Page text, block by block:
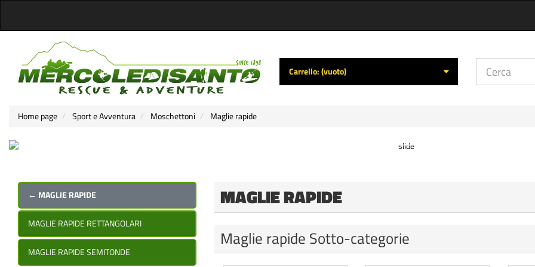
Carrello:(vuoto)
Home page Sport e Avventura Moschettoni Maglie rapide
← MAGLIE RAPIDE
MAGLIE RAPIDE RETTANGOLARI
MAGLIE RAPIDE SEMITONDE
MAGLIE RAPIDE
Maglie rapide Sotto-categorie